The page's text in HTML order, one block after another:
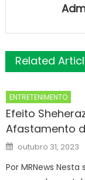
Related
ENTRETENIMENTO
Efeito
Afastamento
Posted
on
outubro 31, 2023
Por MRNews